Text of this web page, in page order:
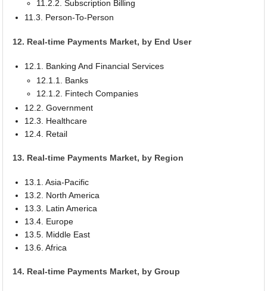
11.2.2. Subscription Billing
11.3. Person-To-Person
12. Real-time Payments Market, by End User
12.1. Banking And Financial Services
12.1.1. Banks
12.1.2. Fintech Companies
12.2. Government
12.3. Healthcare
12.4. Retail
13. Real-time Payments Market, by Region
13.1. Asia-Pacific
13.2. North America
13.3. Latin America
13.4. Europe
13.5. Middle East
13.6. Africa
14. Real-time Payments Market, by Group